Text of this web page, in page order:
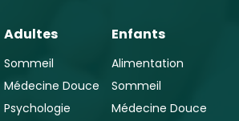
Adultes
Sommeil
Médecine Douce
Psychologie
Enfants
Alimentation
Sommeil
Médecine Douce